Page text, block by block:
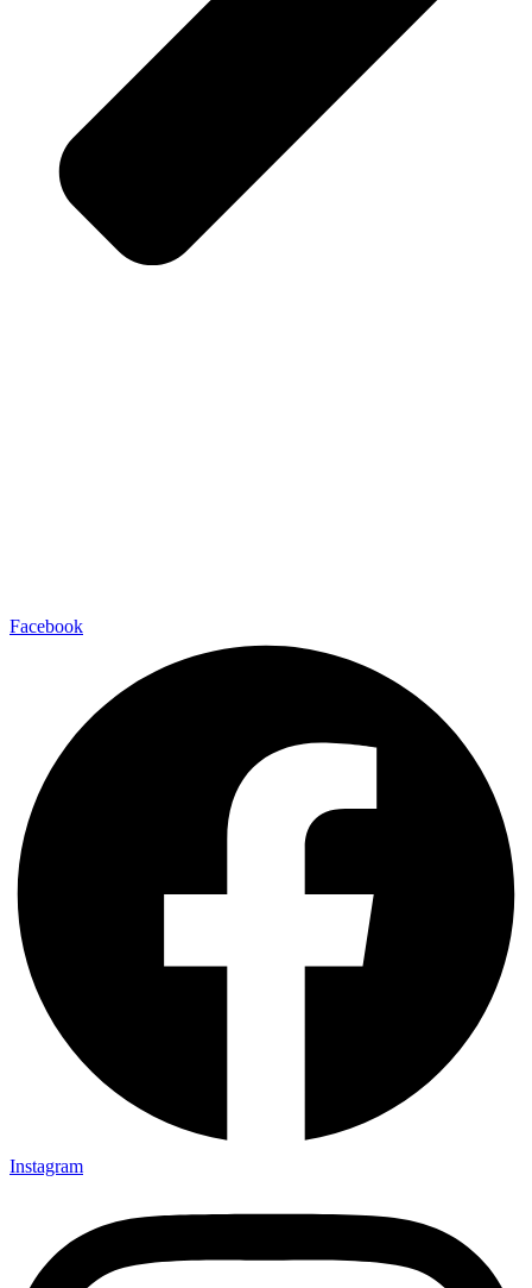
Facebook
Instagram